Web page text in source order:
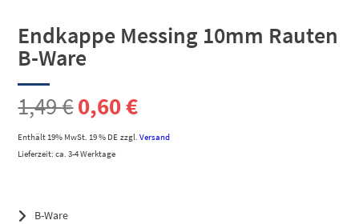
Endkappe Messing 10mm Rauten
B-Ware
1,49€Ursprünglicher
Preis
0,60€Aktueller
Preis
Enthält 19% MwSt. 19 % DE zzgl.Versand
Lieferzeit: ca. 3-4 Werktage
B-Ware